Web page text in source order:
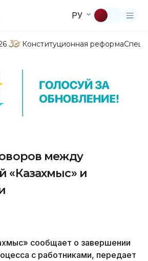
РУ
Конституционная реформа
между
«Казахмыс» и
сообщает о завершении
с работниками, передает